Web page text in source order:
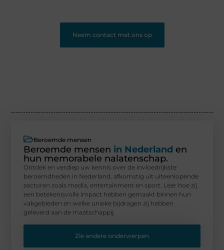
Neem contact met ons op
Beroemde mensen
Beroemde mensen in Nederland en
hun memorabele nalatenschap.
Ontdek en verdiep uw kennis over de invloedrijkste
beroemdheden in Nederland, afkomstig uit uiteenlopende
sectoren zoals media, entertainment en sport. Leer hoe zij
een betekenisvolle impact hebben gemaakt binnen hun
vakgebieden en welke unieke bijdragen zij hebben
geleverd aan de maatschappij.
Zie andere onderwerpen